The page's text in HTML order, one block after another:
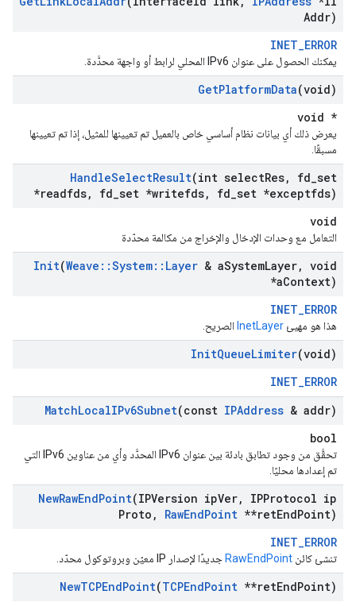
Addr)
INET_ERROR
يمكنك الحصول على عنوان IPv6 المحلي لرابط أو واجهة محدَّدة.
GetPlatformData(void)
void *
يعرض ذلك أي بيانات نظام أساسي خاص بالعميل تم تعيينها للمثيل، إذا تم تعيينها
مسبقًا.
HandleSelectResult(int selectRes, fd set
*readfds, fd set *writefds, fd set *exceptfds)
void
التعامل مع وحدات الإدخال والإخراج من مكالمة محدّدة
Init(Weave ::System:: Layer & aSystemLayer, void
*aContext)
INET_ERROR
هذا هو مهيئ InetLayer الصريح.
InitQueueLimiter(void)
INET_ERROR
MatchLocalIPv6Subnet(const IPAddress & addr)
bool
تحقَّق من وجود تطابق بادئة بين عنوان IPv6 المحدَّد وأي من عناوين IPv6 التي
تم إعدادها محليًا.
NewRawEndPoint(IPVersion ipVer,
IPProtocol ip
Proto , RawEndPoint **retEndPoint)
INET_ERROR
تنشئ كائن RawEndPoint جديدًا لإصدار IP معيّن وبروتوكول محدّد.
NewTCPEndPoint(TCPEndPoint **retEndPoint)